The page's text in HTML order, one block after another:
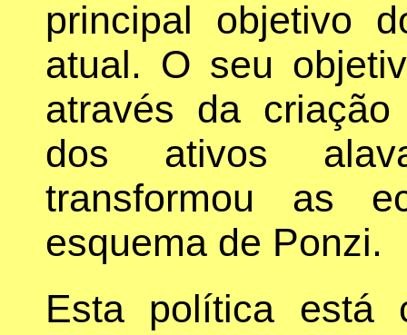
principal objetivo
atual. O seu
através da
dos ativos
transformou as
esquema de Ponzi.
Esta política está